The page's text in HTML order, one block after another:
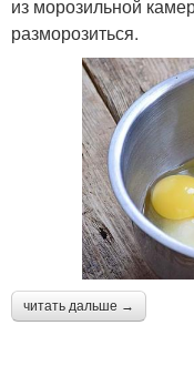
из морозильной
разморозиться.
читать дальше →